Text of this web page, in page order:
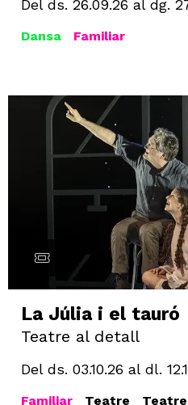
Del ds. 26.09.26 al dg.
Dansa Familiar
La Júlia i el tauró
Teatre al detall
Del ds. 03.10.26 al dl.
Familiar Teatre